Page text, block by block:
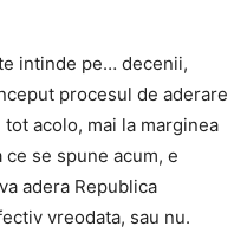
intinde pe… decenii,
procesul de aderare
acolo, mai la marginea
se spune acum, e
adera Republica
vreodata, sau nu.